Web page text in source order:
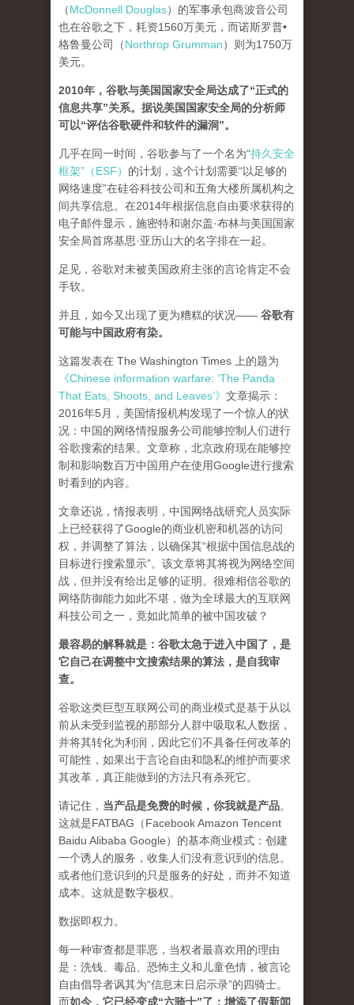
（McDonnell Douglas）的军事承包商波音公司
也在谷歌之下，耗资1560万美元，而诺斯罗普•
格鲁曼公司（Northrop Grumman）则为1750万
美元。
2010年，谷歌与美国国家安全局达成了“正式的
信息共享”关系。据说美国国家安全局的分析师
可以“评估谷歌硬件和软件的漏洞”。
几乎在同一时间，谷歌参与了一个名为“持久安全
框架”（ESF） 的计划，这个计划需要“以足够的
网络速度”在硅谷科技公司和五角大楼所属机构之
间共享信息。在2014年根据信息自由要求获得的
电子邮件显示，施密特和谢尔盖·布林与美国国家
安全局首席基思·亚历山大的名字排在一起。
足见，谷歌对未被美国政府主张的言论肯定不会
手软。
并且，如今又出现了更为糟糕的状况—— 谷歌有
可能与中国政府有染。
这篇发表在 The Washington Times 上的题为
《Chinese information warfare: ‘The Panda
That Eats, Shoots, and Leaves’》 文章揭示：
2016年5月，美国情报机构发现了一个惊人的状
况：中国的网络情报服务公司能够控制人们进行
谷歌搜索的结果。文章称，北京政府现在能够控
制和影响数百万中国用户在使用Google进行搜索
时看到的内容。
文章还说，情报表明，中国网络战研究人员实际
上已经获得了Google的商业机密和机器的访问
权，并调整了算法，以确保其“根据中国信息战的
目标进行搜索显示”。该文章将其将视为网络空间
战，但并没有给出足够的证明。很难相信谷歌的
网络防御能力如此不堪，做为全球最大的互联网
科技公司之一，竟如此简单的被中国攻破？
最容易的解释就是：谷歌太急于进入中国了，是
它自己在调整中文搜索结果的算法，是自我审
查。
谷歌这类巨型互联网公司的商业模式是基于从以
前从未受到监视的那部分人群中吸取私人数据，
并将其转化为利润，因此它们不具备任何改革的
可能性，如果出于言论自由和隐私的维护而要求
其改革，真正能做到的方法只有杀死它。
请记住， 当产品是免费的时候，你我就是产品。
这就是FATBAG（Facebook Amazon Tencent
Baidu Alibaba Google）的基本商业模式：创建
一个诱人的服务，收集人们没有意识到的信息。
或者他们意识到的只是服务的好处，而并不知道
成本。这就是数字极权。
数据即权力。
每一种审查都是罪恶，当权者最喜欢用的理由
是：洗钱、毒品、恐怖主义和儿童色情，被言论
自由倡导者讽其为“信息末日启示录”的四骑士。
而如今，它已经变成“六骑士”了：增添了假新闻